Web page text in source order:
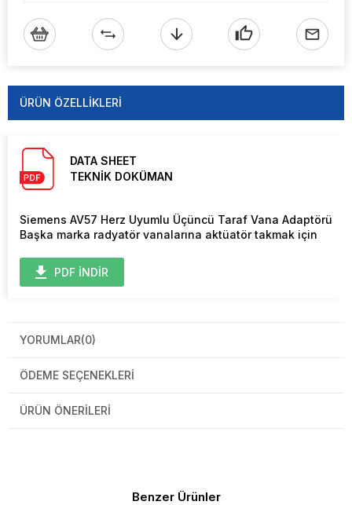
ÜRÜN ÖZELLIKLERI
DATA SHEET
TEKNİK DOKÜMAN
Siemens AV57 Herz Uyumlu Üçüncü Taraf Vana Adaptörü
Başka marka radyatör vanalarına aktüatör takmak için
PDF İNDİR
YORUMLAR(0)
ÖDEME SEÇENEKLERI
ÜRÜN ÖNERILERI
Benzer Ürünler